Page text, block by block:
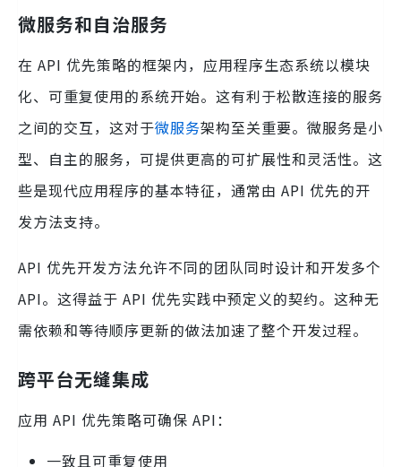
微服务和自治服务
在 API 优先策略的框架内，应用程序生态系统以模块
化、可重复使用的系统开始。这有利于松散连接的服务
之间的交互，这对于微服务架构至关重要。微服务是小
型、自主的服务，可提供更高的可扩展性和灵活性。这
些是现代应用程序的基本特征，通常由 API 优先的开
发方法支持。
API 优先开发方法允许不同的团队同时设计和开发多个
API。这得益于 API 优先实践中预定义的契约。这种无
需依赖和等待顺序更新的做法加速了整个开发过程。
跨平台无缝集成
应用 API 优先策略可确保 API：
一致且可重复使用